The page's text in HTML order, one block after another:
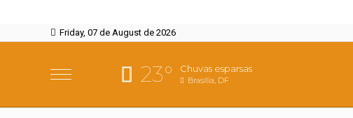
Friday, 07 de August de 2026
23° Chuvas esparsas
Brasília, DF